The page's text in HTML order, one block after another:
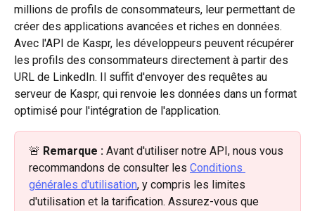
millions de profils de consommateurs, leur permettant de
créer des applications avancées et riches en données.
Avec l'API de Kaspr, les développeurs peuvent récupérer
les profils des consommateurs directement à partir des
URL de LinkedIn. Il suffit d'envoyer des requêtes au
serveur de Kaspr, qui renvoie les données dans un format
optimisé pour l'intégration de l'application.
🚨 Remarque : Avant d'utiliser notre API, nous vous
recommandons de consulter les Conditions
générales d'utilisation, y compris les limites
d'utilisation et la tarification. Assurez-vous que